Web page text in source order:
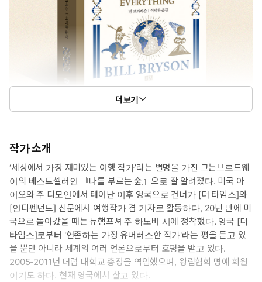
더보기
작가 소개
‘세상에서 가장 재미있는 여행 작가’라는 별명을 가진 그는브로드웨
이의 베스트셀러인 『나를 부르는 숲』으로 잘 알려졌다. 미국 아
이오와 주 디모인에서 태어난 이후 영국으로 건너가 [더 타임스]와
[인디펜던트] 신문에서 여행작가 겸 기자로 활동하다, 20년 만에 미
국으로 돌아갔을 때는 뉴햄프셔 주 하노버 시에 정착했다. 영국 [더
타임스]로부터 '현존하는 가장 유머러스한 작가'라는 평을 듣고 있
을 뿐만 아니라 세계의 여러 언론으로부터 호평을 받고 있다.
2005-2011년 더럼 대학교 총장을 역임했으며, 왕립협회 명예 회원
이기도 하다. 현재 영국에서 살고 있다.